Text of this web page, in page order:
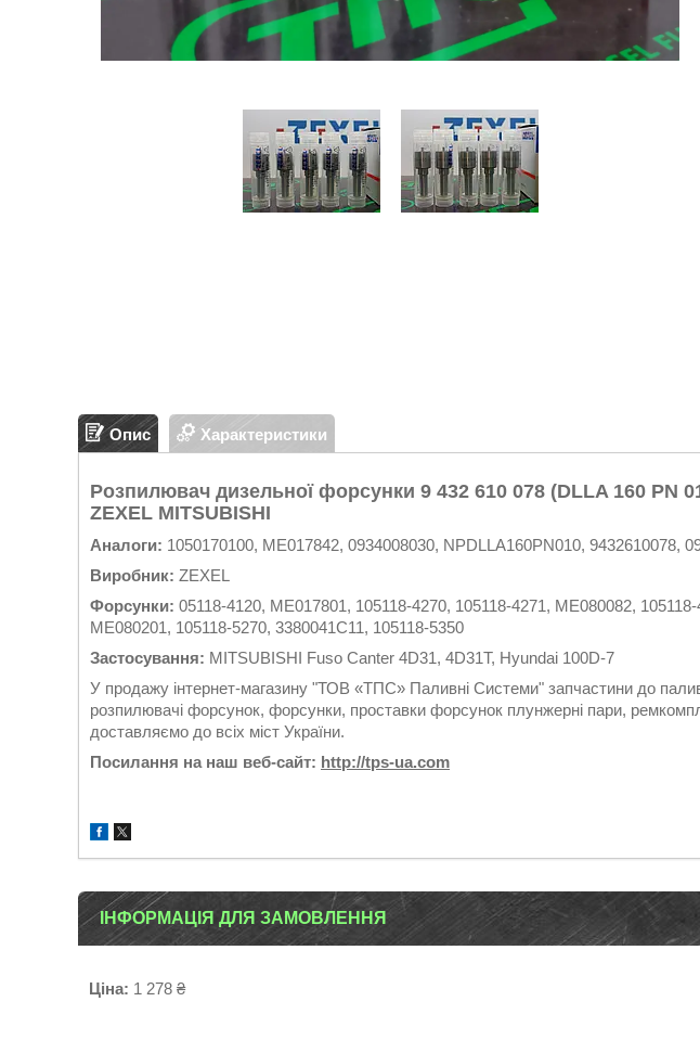
Опис Характеристики
Розпилювач дизельної форсунки 9 432 610 078 (DLLA 160 PN
ZEXEL MITSUBISHI
Аналоги: 1050170100, ME017842, 0934008030, NPDLLA160PN010, 9432610078,
Виробник: ZEXEL
Форсунки: 05118-4120, ME017801, 105118-4270, 105118-4271, ME080082,
ME080201, 105118-5270, 3380041C11, 105118-5350
Застосування: MITSUBISHI Fuso Canter 4D31, 4D31T, Hyundai 100D-7
У продажу інтернет-магазину "ТОВ «ТПС» Паливні Системи" запчастини до
розпилювачі форсунок, форсунки, проставки форсунок плунжерні пари,
доставляємо до всіх міст України.
Посилання на наш веб-сайт: http://tps-ua.com
ІНФОРМАЦІЯ ДЛЯ ЗАМОВЛЕННЯ
Ціна: 1 278 ₴